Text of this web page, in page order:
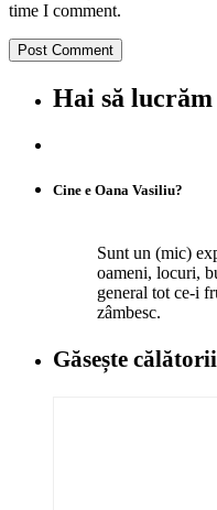
time I comment.
Hai să
Cine e Oana Vasiliu?
Sunt un (mic)
oameni, locuri,
general tot ce-i
zâmbesc.
Găsește